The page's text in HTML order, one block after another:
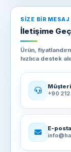
SIZE BIR
İletişime
Ürün,
hızlıca destek
+90
E-posta